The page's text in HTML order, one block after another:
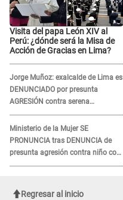
Visita del papa León XIV al
Perú: ¿dónde será la Misa de
Acción de Gracias en Lima?
Jorge Muñoz: exalcalde de Lima es
DENUNCIADO por presunta
AGRESIÓN contra serena
GESTANTE en Miraflores
Ministerio de la Mujer SE
PRONUNCIA tras DENUNCIA de
presunta agresión contra niño con
autismo en Surco
Regresar al inicio